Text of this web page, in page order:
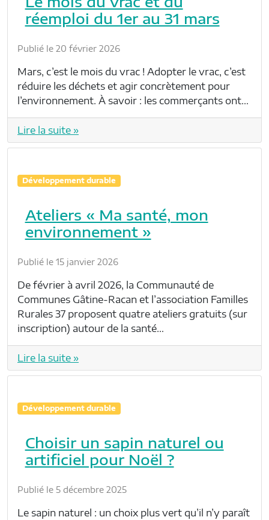
réemploi du 1er au 31 mars
Publié le 20 février 2026
Mars, c’est le mois du vrac ! Adopter le vrac, c’est
réduire les déchets et agir concrètement pour
l’environnement. À savoir : les commerçants ont…
Lire la suite »
Développement durable
Ateliers « Ma santé, mon
environnement »
Publié le 15 janvier 2026
De février à avril 2026, la Communauté de
Communes Gâtine-Racan et l’association Familles
Rurales 37 proposent quatre ateliers gratuits (sur
inscription) autour de la santé…
Lire la suite »
Développement durable
Choisir un sapin naturel ou
artificiel pour Noël ?
Publié le 5 décembre 2025
Le sapin naturel : un choix plus vert qu’il n’y paraît